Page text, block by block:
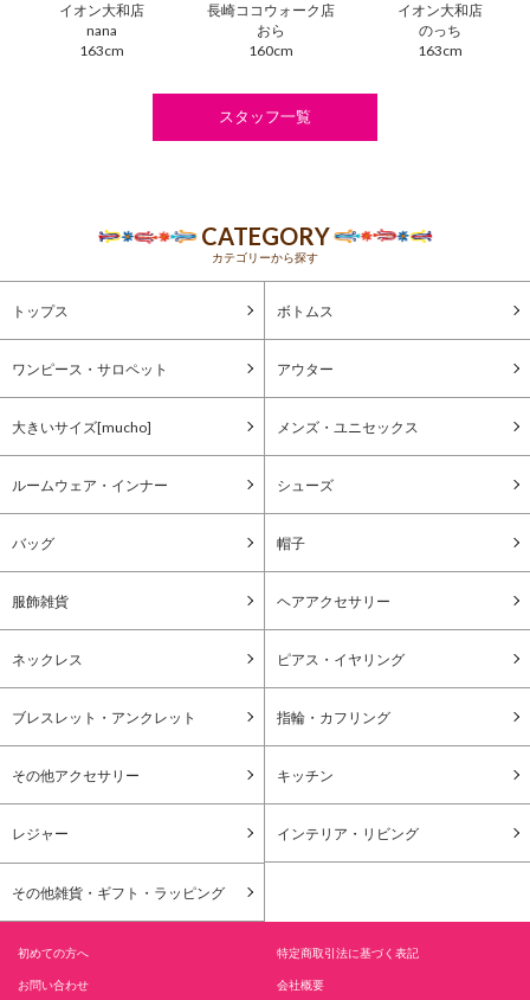
イオン大和店
nana
163cm
長崎ココウォーク店
おら
160cm
イオン大和店
のっち
163cm
スタッフ一覧
CATEGORY
カテゴリーから探す
トップス ボトムス
ワンピース・サロペット アウター
大きいサイズ[mucho] メンズ・ユニセックス
ルームウェア・インナー シューズ
バッグ 帽子
服飾雑貨 ヘアアクセサリー
ネックレス ピアス・イヤリング
ブレスレット・アンクレット 指輪・カフリング
その他アクセサリー キッチン
レジャー インテリア・リビング
その他雑貨・ギフト・ラッピング
初めての方へ 特定商取引法に基づく表記
お問い合わせ 会社概要